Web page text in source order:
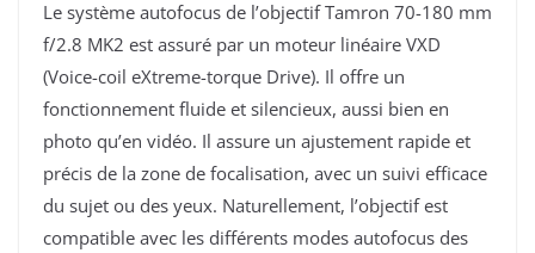
Le système autofocus de l’objectif Tamron 70-180 mm
f/2.8 MK2 est assuré par un moteur linéaire VXD
(Voice-coil eXtreme-torque Drive). Il offre un
fonctionnement fluide et silencieux, aussi bien en
photo qu’en vidéo. Il assure un ajustement rapide et
précis de la zone de focalisation, avec un suivi efficace
du sujet ou des yeux. Naturellement, l’objectif est
compatible avec les différents modes autofocus des